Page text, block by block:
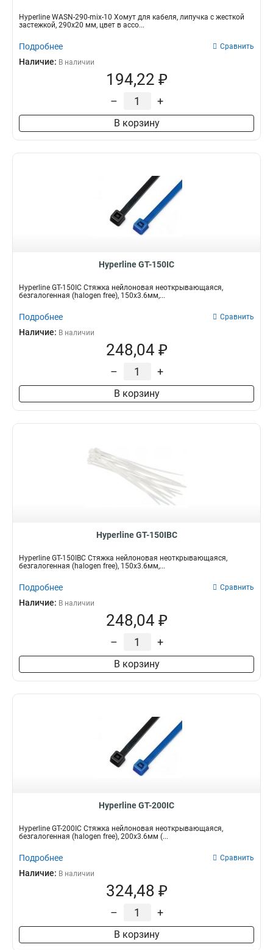
Hyperline WASN-290-mix-10 Хомут для кабеля, липучка с жесткой
застежкой, 290x20 мм, цвет в ассо...
Подробнее Сравнить
Наличие: В наличии
194,22 ₽
– +
В корзину
Hyperline GT-150IC
Hyperline GT-150IC Стяжка нейлоновая неоткрывающаяся,
безгалогенная (halogen free), 150x3.6мм,...
Подробнее Сравнить
Наличие: В наличии
248,04 ₽
– +
В корзину
Hyperline GT-150IBC
Hyperline GT-150IBC Стяжка нейлоновая неоткрывающаяся,
безгалогенная (halogen free), 150x3.6мм,...
Подробнее Сравнить
Наличие: В наличии
248,04 ₽
– +
В корзину
Hyperline GT-200IC
Hyperline GT-200IC Стяжка нейлоновая неоткрывающаяся,
безгалогенная (halogen free), 200x3.6мм (...
Подробнее Сравнить
Наличие: В наличии
324,48 ₽
– +
В корзину